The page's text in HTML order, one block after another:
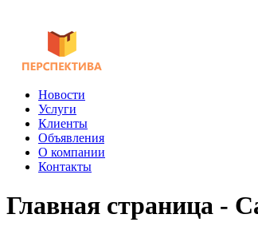
Новости
Услуги
Клиенты
Объявления
О компании
Контакты
Главная страница -